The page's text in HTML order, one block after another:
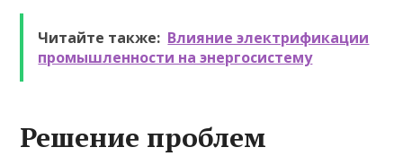
Читайте также: Влияние электрификации
промышленности на энергосистему
Решение проблем